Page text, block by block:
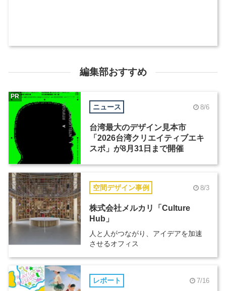
編集部おすすめ
ニュース 8/6
台湾最大のデザイン見本市
「2026台湾クリエイティブエキ
スポ」が8月31日まで開催
PR
空間デザイン事例 8/3
株式会社メルカリ「Culture
Hub」
人と人がつながり、アイデアを加速
させるオフィス
レポート 7/16